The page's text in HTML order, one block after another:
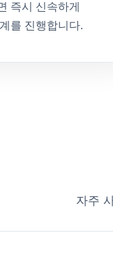
즉시 신속하게
를 진행합니다.
자주